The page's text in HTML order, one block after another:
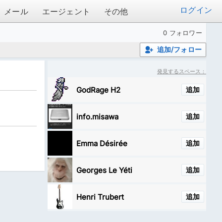
メール エージェント その他 ログイン
0 フォロワー
追加/フォロー
発見するスペース：
追加
GodRage H2
追加
info.misawa
追加
Emma Désirée
追加
Georges Le Yéti
追加
Henri Trubert